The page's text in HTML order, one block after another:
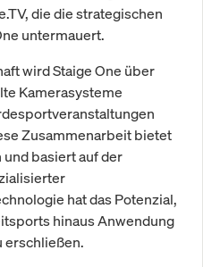
die die strategischen
untermauert.
wird Staige One über
Kamerasysteme
Zusammenarbeit bietet
basiert auf der
hat das Potenzial,
hinaus Anwendung
erschließen.